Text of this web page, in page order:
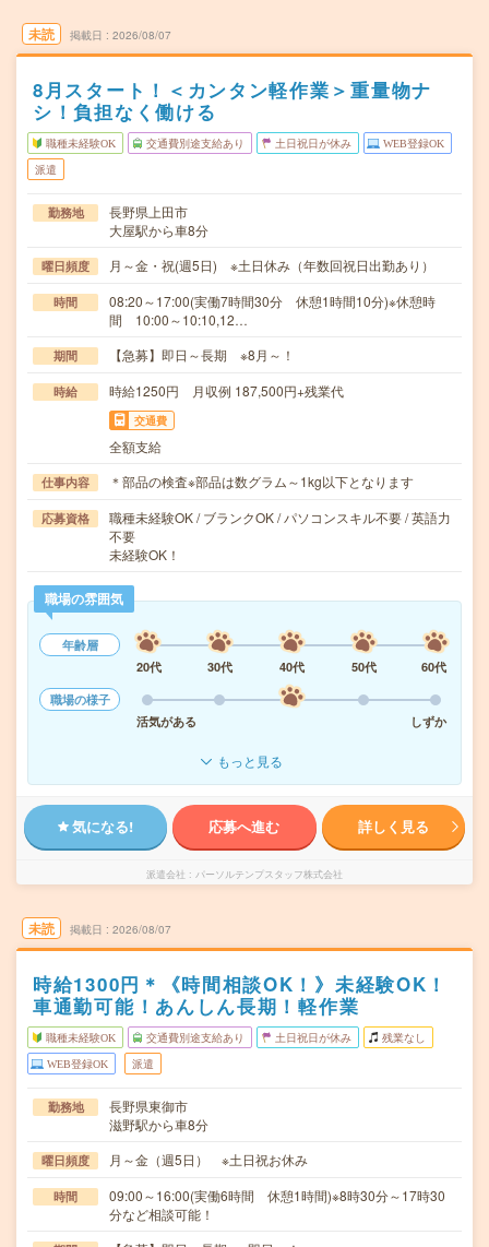
未読 掲載日 2026/08/07
8月スタート！＜カンタン軽作業＞重量物ナ
シ！負担なく働ける
職種未経験OK 交通費別途支給あり 土日祝日が休み WEB登録OK
派遣
勤務地
長野県上田市
大屋駅から車8分
曜日頻度 月～金・祝(週5日) ※土日休み（年数回祝日出勤あり）
時間
08:20～17:00(実働7時間30分 休憩1時間10分)※休憩時
間 10:00～10:10,12…
期間 【急募】即日～長期 ※8月～！
時給 時給1250円 月収例 187,500円+残業代
交通費
全額支給
仕事内容 ＊部品の検査※部品は数グラム～1kg以下となります
応募資格
職種未経験OK / ブランクOK / パソコンスキル不要 / 英語力
不要
未経験OK！
職場の雰囲気
年齢層
20代
30代 40代 50代
60代
職場の様子
活気がある
しずか
もっと見る
気になる! 応募へ進む 詳しく見る
派遣会社 パーソルテンプスタッフ株式会社
未読 掲載日 2026/08/07
時給1300円＊《時間相談OK！》未経験OK！
車通勤可能！あんしん長期！軽作業
職種未経験OK 交通費別途支給あり 土日祝日が休み 残業なし
WEB登録OK 派遣
勤務地
長野県東御市
滋野駅から車8分
曜日頻度 月～金（週5日） ※土日祝お休み
時間
09:00～16:00(実働6時間 休憩1時間)※8時30分～17時30
分など相談可能！